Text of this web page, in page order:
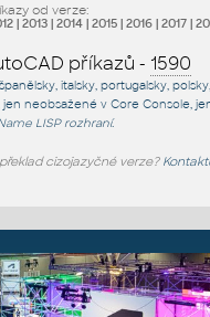
od verze:
| 2013| 2014| 2015| 2016| 2017|
příkazů - 1590
italsky, portugalsky,
jenneobsažené v Core Console,
LISP rozhraní.
cizojazyčné verze?